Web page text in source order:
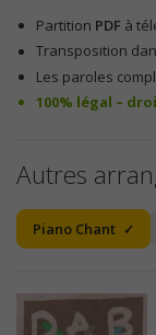
Partition PDF à
Transposition
Les paroles
100% légal –
Autres
Piano Chant